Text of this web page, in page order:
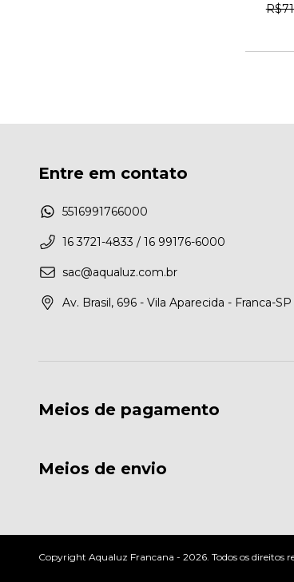
Entre em contato
5516991766000
16 3721-4833 / 16 99176-6000
sac@aqualuz.com.br
Av. Brasil, 696 - Vila Aparecida - Franca-SP
Meios de pagamento
Meios de envio
Copyright Aqualuz Francana - 2026. Todos os direitos